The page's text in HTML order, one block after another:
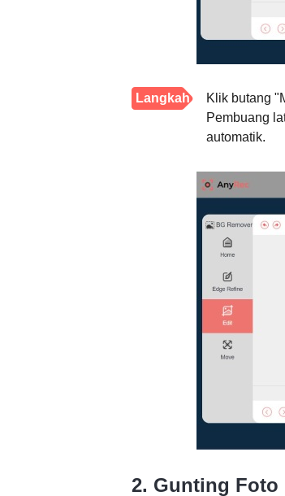
Langkah
Klik butang
Pembuang
automatik.
2. Gunting Foto